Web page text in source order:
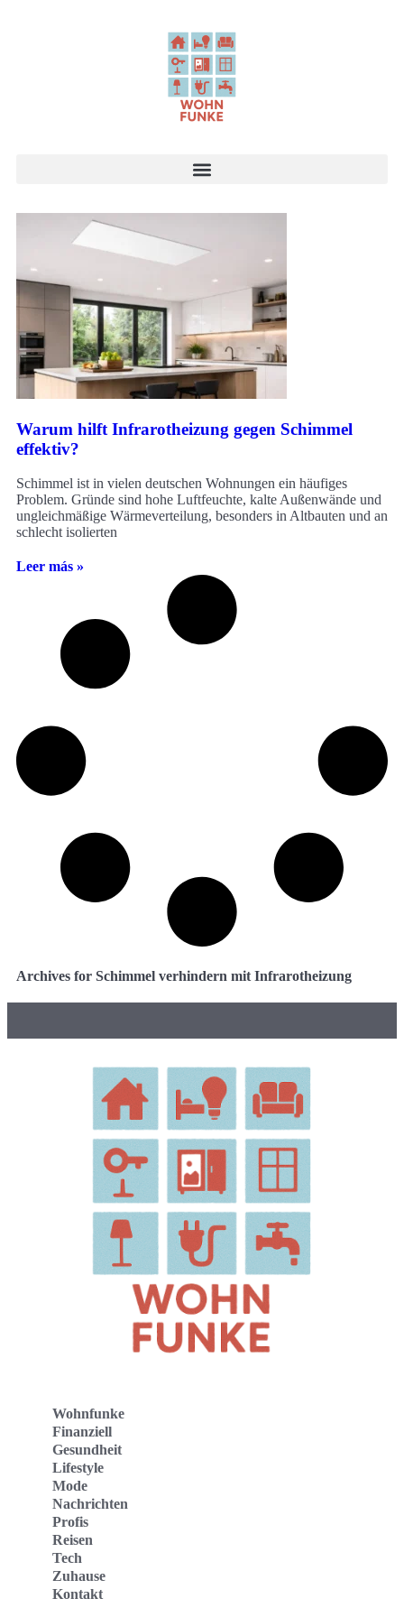
Warum hilft Infrarotheizung gegen Schimmel
effektiv?
Schimmel ist in vielen deutschen Wohnungen ein häufiges
Problem. Gründe sind hohe Luftfeuchte, kalte Außenwände und
ungleichmäßige Wärmeverteilung, besonders in Altbauten und an
schlecht isolierten
Leer más »
Archives for Schimmel verhindern mit Infrarotheizung
Wohnfunke
Finanziell
Gesundheit
Lifestyle
Mode
Nachrichten
Profis
Reisen
Tech
Zuhause
Kontakt